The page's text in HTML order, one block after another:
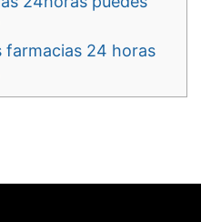
farmacias 24 horas